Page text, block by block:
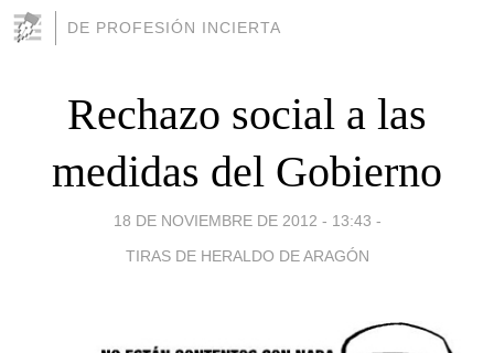
DE PROFESIÓN INCIERTA
Rechazo social a las
medidas del Gobierno
18 DE NOVIEMBRE DE 2012 - 13:43 -
TIRAS DE HERALDO DE ARAGÓN